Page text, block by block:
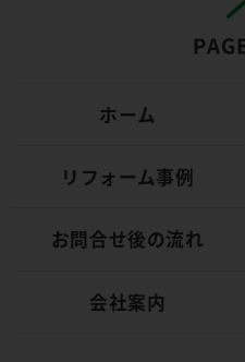
ホーム
リフォーム事例
お問合せ後の流れ
会社案内